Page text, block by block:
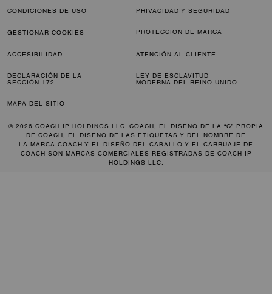
CONDICIONES DE USO PRIVACIDAD Y SEGURIDAD
GESTIONAR COOKIES PROTECCIÓN DE MARCA
ACCESIBILIDAD ATENCIÓN AL CLIENTE
DECLARACIÓN DE LA
SECCIÓN 172
LEY DE ESCLAVITUD
MODERNA DEL REINO UNIDO
MAPA DEL SITIO
© 2026 COACH IP HOLDINGS LLC. COACH, EL DISEÑO DE LA “C” PROPIA
DE COACH, EL DISEÑO DE LAS ETIQUETAS Y DEL NOMBRE DE
LA MARCA COACH Y EL DISEÑO DEL CABALLO Y EL CARRUAJE DE
COACH SON MARCAS COMERCIALES REGISTRADAS DE COACH IP
HOLDINGS LLC.